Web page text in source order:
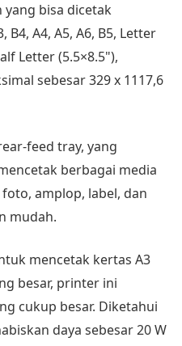
yang bisa dicetak
B4, A4, A5, A6, B5, Letter
Letter (5.5×8.5"),
sebesar 329 x 1117,6
feed tray, yang
berbagai media
amplop, label, dan
mudah.
mencetak kertas A3
besar, printer ini
cukup besar. Diketahui
daya sebesar 20 W